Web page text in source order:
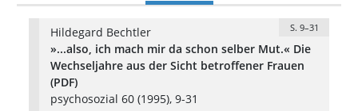
Hildegard Bechtler S. 9–31
»...also, ich mach mir da schon selber Mut.« Die
Wechseljahre aus der Sicht betroffener Frauen
(PDF)
psychosozial 60 (1995), 9-31